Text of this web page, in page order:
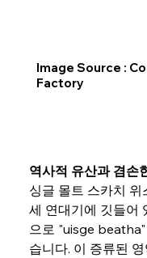
역사적 유산과 겸손
싱글 몰트 스카치
세 연대기에 깃들어
으로 "uisge beatha"
습니다. 이 증류된
Image Source :
Factory